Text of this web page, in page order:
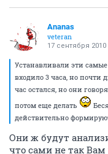
Ananas
veteran
17 сентября 2010
Устанавливали эти
входило 3 часа, но почти
час остался, но они
потом еще делать
действительно
Они ж будут
что сами не так